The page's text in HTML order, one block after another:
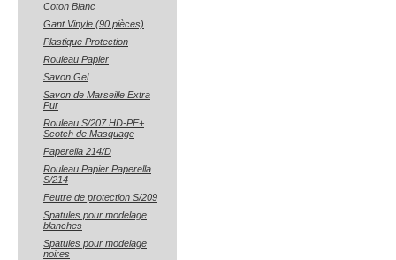
Coton Blanc
Gant Vinyle (90 pièces)
Plastique Protection
Rouleau Papier
Savon Gel
Savon de Marseille Extra
Pur
Rouleau S/207 HD-PE+
Scotch de Masquage
Paperella 214/D
Rouleau Papier Paperella
S/214
Feutre de protection S/209
Spatules pour modelage
blanches
Spatules pour modelage
noires